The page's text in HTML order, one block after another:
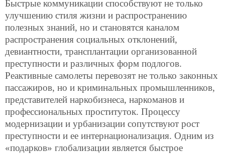
Быстрые коммуникации способствуют не только
улучшению стиля жизни и распространению
полезных знаний, но и становятся каналом
распространения социальных отклонений,
девиантности, трансплантации организованной
преступности и различных форм подлогов.
Реактивные самолеты перевозят не только законных
пассажиров, но и криминальных промышленников,
представителей наркобизнеса, наркоманов и
профессиональных проституток. Процессу
модернизации и урбанизации сопутствуют рост
преступности и ее интернационализация. Одним из
«подарков» глобализации является быстрое